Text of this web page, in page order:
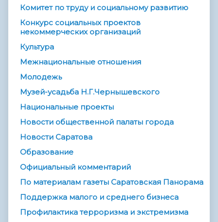
Комитет по труду и социальному развитию
Конкурс социальных проектов
некоммерческих организаций
Культура
Межнациональные отношения
Молодежь
Музей-усадьба Н.Г.Чернышевского
Национальные проекты
Новости общественной палаты города
Новости Саратова
Образование
Официальный комментарий
По материалам газеты Саратовская Панорама
Поддержка малого и среднего бизнеса
Профилактика терроризма и экстремизма